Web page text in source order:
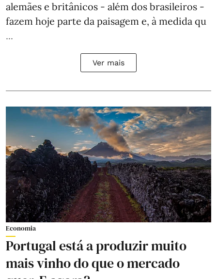
alemães e britânicos - além dos brasileiros -
fazem hoje parte da paisagem e, à medida qu
...
Ver mais
Economia
Portugal está a produzir muito
mais vinho do que o mercado